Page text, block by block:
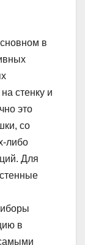
в
стенку и
это
со
либо
Для
в